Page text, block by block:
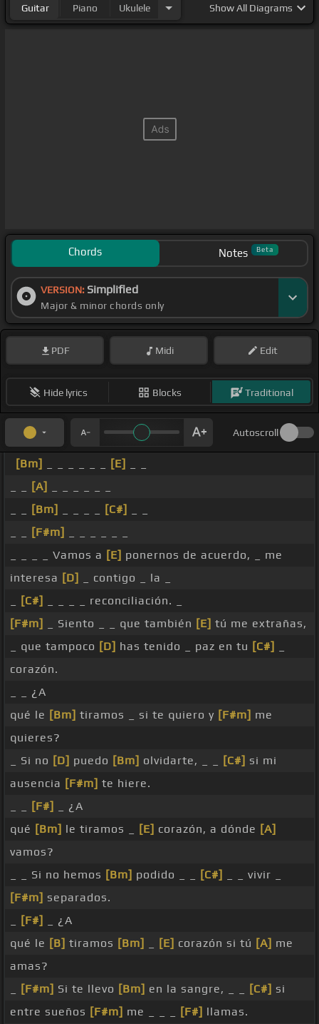
Guitar Piano Ukulele ShowAll Diagrams
Chords Notes Beta
VERSION: Simplified
Major & minor chords only
PDF Midi Edit
Hide lyrics Blocks Traditional
Autoscroll
[Bm] [E]
[A]
[Bm] [C#]
[F#m]
_ _ _ _ Vamos a [E] ponernos de acuerdo, _ me
interesa [D]
_ contigo _ la _
[C#]
_ _ _ _ reconciliación. _
[F#m]
_ Siento _ _ que también [E] tú me extrañas,
_ que tampoco [D] has tenido _ paz en tu [C#]
corazón.
_ _ ¿A
qué le [Bm] tiramos _ si te quiero y [F#m] me
quieres?
_ Si no [D] puedo [Bm] olvidarte, _ _ [C#] si mi
ausencia [F#m] te hiere.
[F#]
_ ¿A
qué [Bm] le tiramos _ [E] corazón, a dónde [A]
vamos?
_ _ Si no hemos [Bm] podido _ _ [C#]
_ _ vivir _
[F#m] separados.
[F#]
_ ¿A
qué le [B] tiramos [Bm] [E] corazón si tú [A] me
amas?
[F#m] Si te llevo [Bm] en la sangre, _ _ [C#] si
entre sueños [F#m] me _ _ _ [F#] llamas.